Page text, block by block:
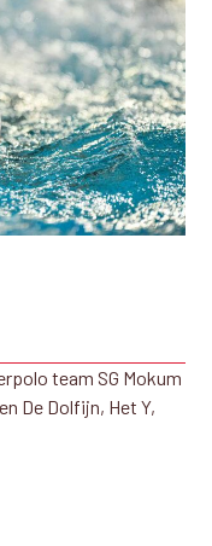
team SG Mokum
De Dolfijn, Het Y,